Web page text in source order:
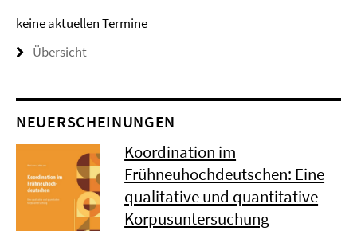
keine aktuellen Termine
Übersicht
NEUERSCHEINUNGEN
Koordination im
Frühneuhochdeutschen: Eine
qualitative und quantitative
Korpusuntersuchung